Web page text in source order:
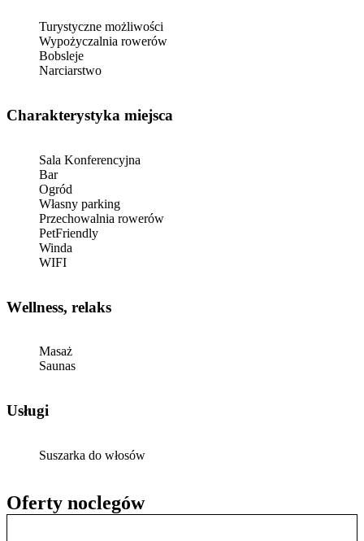
Oferty noclegów
Turystyczne możliwości
Wypożyczalnia rowerów
Bobsleje
Narciarstwo
Charakterystyka miejsca
Sala Konferencyjna
Bar
Ogród
Własny parking
Przechowalnia rowerów
PetFriendly
Winda
WIFI
Wellness, relaks
Masaż
Saunas
Usługi
Suszarka do włosów